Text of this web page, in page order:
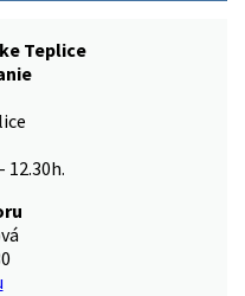
Teplice
12.30h.